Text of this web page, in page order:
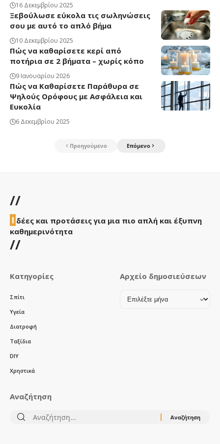
16 Δεκεμβρίου 2025
Ξεβούλωσε εύκολα τις σωληνώσεις
σου με αυτό το απλό βήμα
10 Δεκεμβρίου 2025
Πώς να καθαρίσετε κερί από
ποτήρια σε 2 βήματα – χωρίς κόπο
9 Ιανουαρίου 2026
Πώς να Καθαρίσετε Παράθυρα σε
Ψηλούς Ορόφους με Ασφάλεια και
Ευκολία
6 Δεκεμβρίου 2025
Προηγούμενο Επόμενο
//
Ι δέες και προτάσεις για μια πιο απλή και έξυπνη
καθημερινότητα
//
Κατηγορίες
Σπίτι
Υγεία
Διατροφή
Ταξίδια
DIY
Χρηστικά
Αρχείο δημοσιεύσεων
Αρχείο
Αναζήτηση
Αναζήτηση